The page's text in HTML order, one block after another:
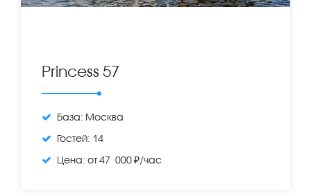
Princess 57
База: Москва
Гостей: 14
Цена: от 47 000 ₽/час